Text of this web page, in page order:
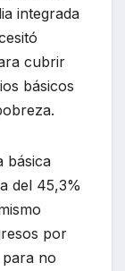
integrada
cubrir
básicos
básica
del 45,3%
por
no